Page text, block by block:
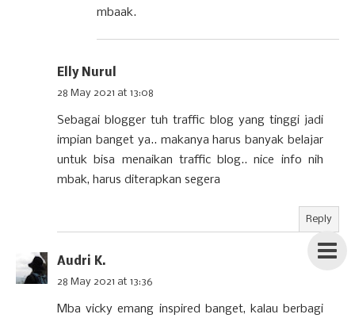
mbaak.
Elly Nurul
28 May 2021 at 13:08
Sebagai blogger tuh traffic blog yang tinggi jadi
impian banget ya.. makanya harus banyak belajar
untuk bisa menaikan traffic blog.. nice info nih
mbak, harus diterapkan segera
Reply
Audri K.
28 May 2021 at 13:36
Mba vicky emang inspired banget, kalau berbagi